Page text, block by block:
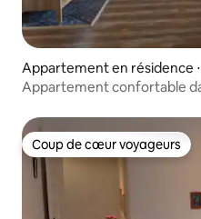
Appartement en résidence
Appartement confortable
Coup de cœur voyageurs
Coup de cœur voyageurs